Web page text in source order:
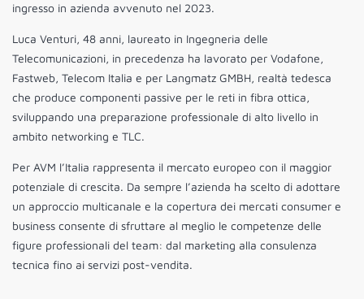
ingresso in azienda avvenuto nel 2023.
Luca Venturi, 48 anni, laureato in Ingegneria delle
Telecomunicazioni, in precedenza ha lavorato per Vodafone,
Fastweb, Telecom Italia e per Langmatz GMBH, realtà tedesca
che produce componenti passive per le reti in fibra ottica,
sviluppando una preparazione professionale di alto livello in
ambito networking e TLC.
Per AVM l’Italia rappresenta il mercato europeo con il maggior
potenziale di crescita. Da sempre l’azienda ha scelto di adottare
un approccio multicanale e la copertura dei mercati consumer e
business consente di sfruttare al meglio le competenze delle
figure professionali del team: dal marketing alla consulenza
tecnica fino ai servizi post-vendita.